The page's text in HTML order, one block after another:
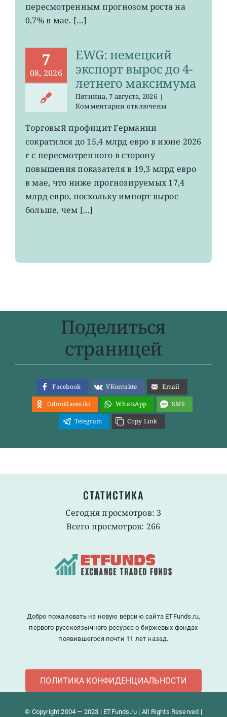
пересмотренным прогнозом роста на
0,7% в мае. […]
7
08, 2026
EWG: немецкий
экспорт вырос до 4-
летнего максимума
Пятница, 7 августа, 2026 |
Комментариик
EWG:
немецкий
экспорт
вырос
4-
летнего
отключены
Торговый профицит Германии
сократился до 15,4 млрд евро в июне 2026
г с пересмотренного в сторону
повышения показателя в 19,3 млрд евро
в мае, что ниже прогнозируемых 17,4
млрд евро, поскольку импорт вырос
больше, чем [...]
Поделиться
страницей
Facebook VKontakte
Email
Odnoklassniki
WhatsApp
SMS
Telegram
Copy Link
СТАТИСТИКА
Сегодня просмотров: 3
Всего просмотров: 266
Добро пожаловать на новую версию сайта ETFunds.ru,
первого русскоязычного ресурса о биржевых фондах
появившегося почти 11 лет назад.
ПОЛИТИКА КОНФИДЕНЦИАЛЬНОСТИ
© Copyright 2004 — 2023 | ETFunds.ru | All Rights Reserved |